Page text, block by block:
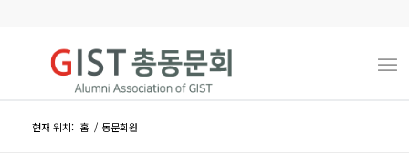
현재 위치: 홈 / 동문회원